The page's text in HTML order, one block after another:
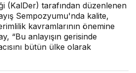
(KalDer) tarafından düzenlenen
Sempozyumu'nda kalite,
kavramlarının önemine
“Bu anlayışın gerisinde
bütün ülke olarak